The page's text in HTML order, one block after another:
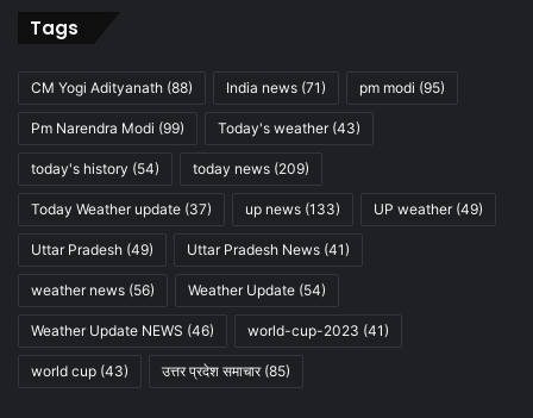
Tags
CM Yogi Adityanath (88) India news (71) pm modi (95)
Pm Narendra Modi (99) Today's weather(43)
today's history (54) today news (209)
Today Weather update (37) up news (133) UP weather(49)
Uttar Pradesh (49) Uttar Pradesh News (41)
weather news (56) Weather Update (54)
Weather Update NEWS (46) world-cup-2023 (41)
world cup (43) उत्तर प्रदेश समाचार(85)